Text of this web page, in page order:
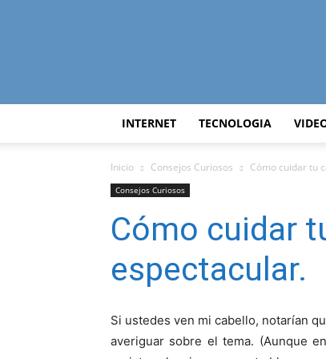
INTERNET TECNOLOGIA
Inicio Consejos Curiosos Cómo cuidar tu
Consejos Curiosos
Cómo cuidar
espectacular.
Si ustedes ven mi cabello, notarían
averiguar sobre el tema. (Aunque